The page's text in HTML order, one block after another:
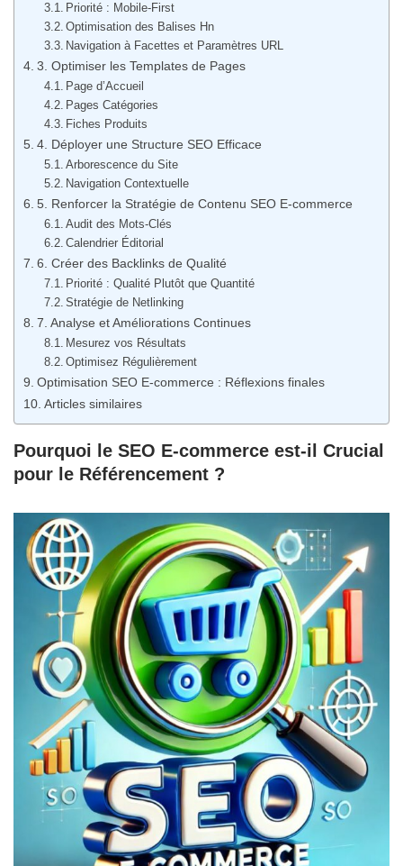
Priorité : Mobile-First
Optimisation des Balises Hn
Navigation à Facettes et Paramètres URL
3. Optimiser les Templates de Pages
Page d’Accueil
Pages Catégories
Fiches Produits
4. Déployer une Structure SEO Efficace
Arborescence du Site
Navigation Contextuelle
5. Renforcer la Stratégie de Contenu SEO E-commerce
Audit des Mots-Clés
Calendrier Éditorial
6. Créer des Backlinks de Qualité
Priorité : Qualité Plutôt que Quantité
Stratégie de Netlinking
7. Analyse et Améliorations Continues
Mesurez vos Résultats
Optimisez Régulièrement
Optimisation SEO E-commerce : Réflexions finales
Articles similaires
Pourquoi le SEO E-commerce est-il Crucial
pour le Référencement ?